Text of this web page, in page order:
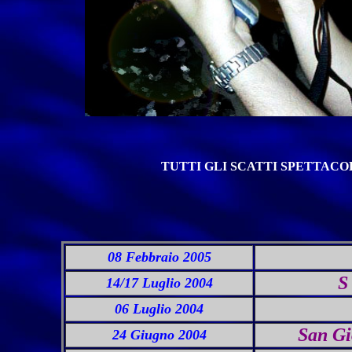
TUTTI GLI SCATTI
08 Febbraio 2005
14/17 Luglio 2004
06 Luglio 2004
24 Giugno 2004
San